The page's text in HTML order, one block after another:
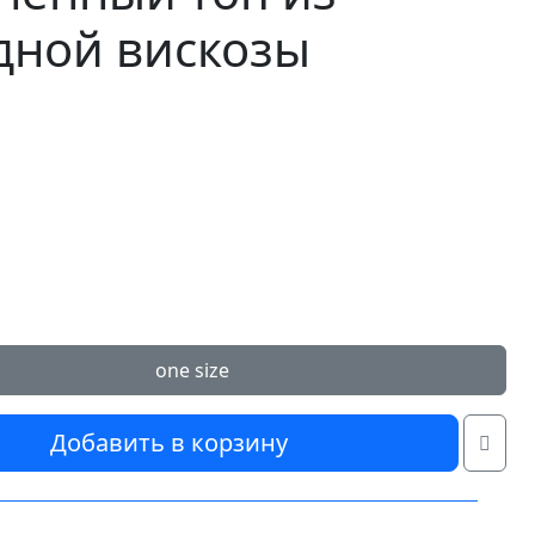
вискозы
one size
Добавить в корзину